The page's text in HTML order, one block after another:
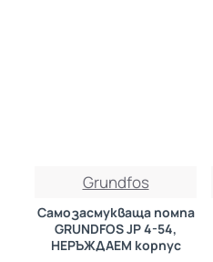
Grundfos
Самозасмукваща помпа
GRUNDFOS JP 4-54,
НЕРЪЖДАЕМ корпус